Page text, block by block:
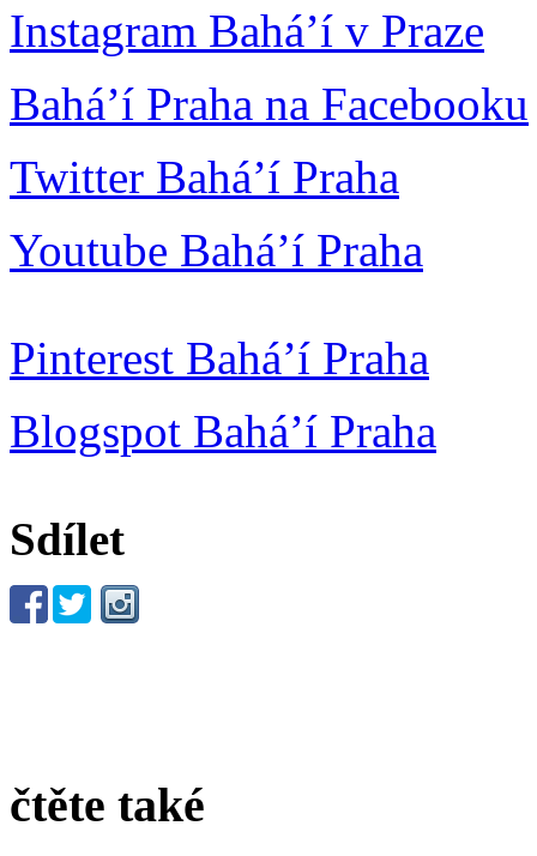
Instagram Bahá’í v Praze
Bahá’í Praha na Facebooku
Twitter Bahá’í Praha
Youtube Bahá’í Praha
Pinterest Bahá’í Praha
Blogspot Bahá’í Praha
Sdílet
čtěte také